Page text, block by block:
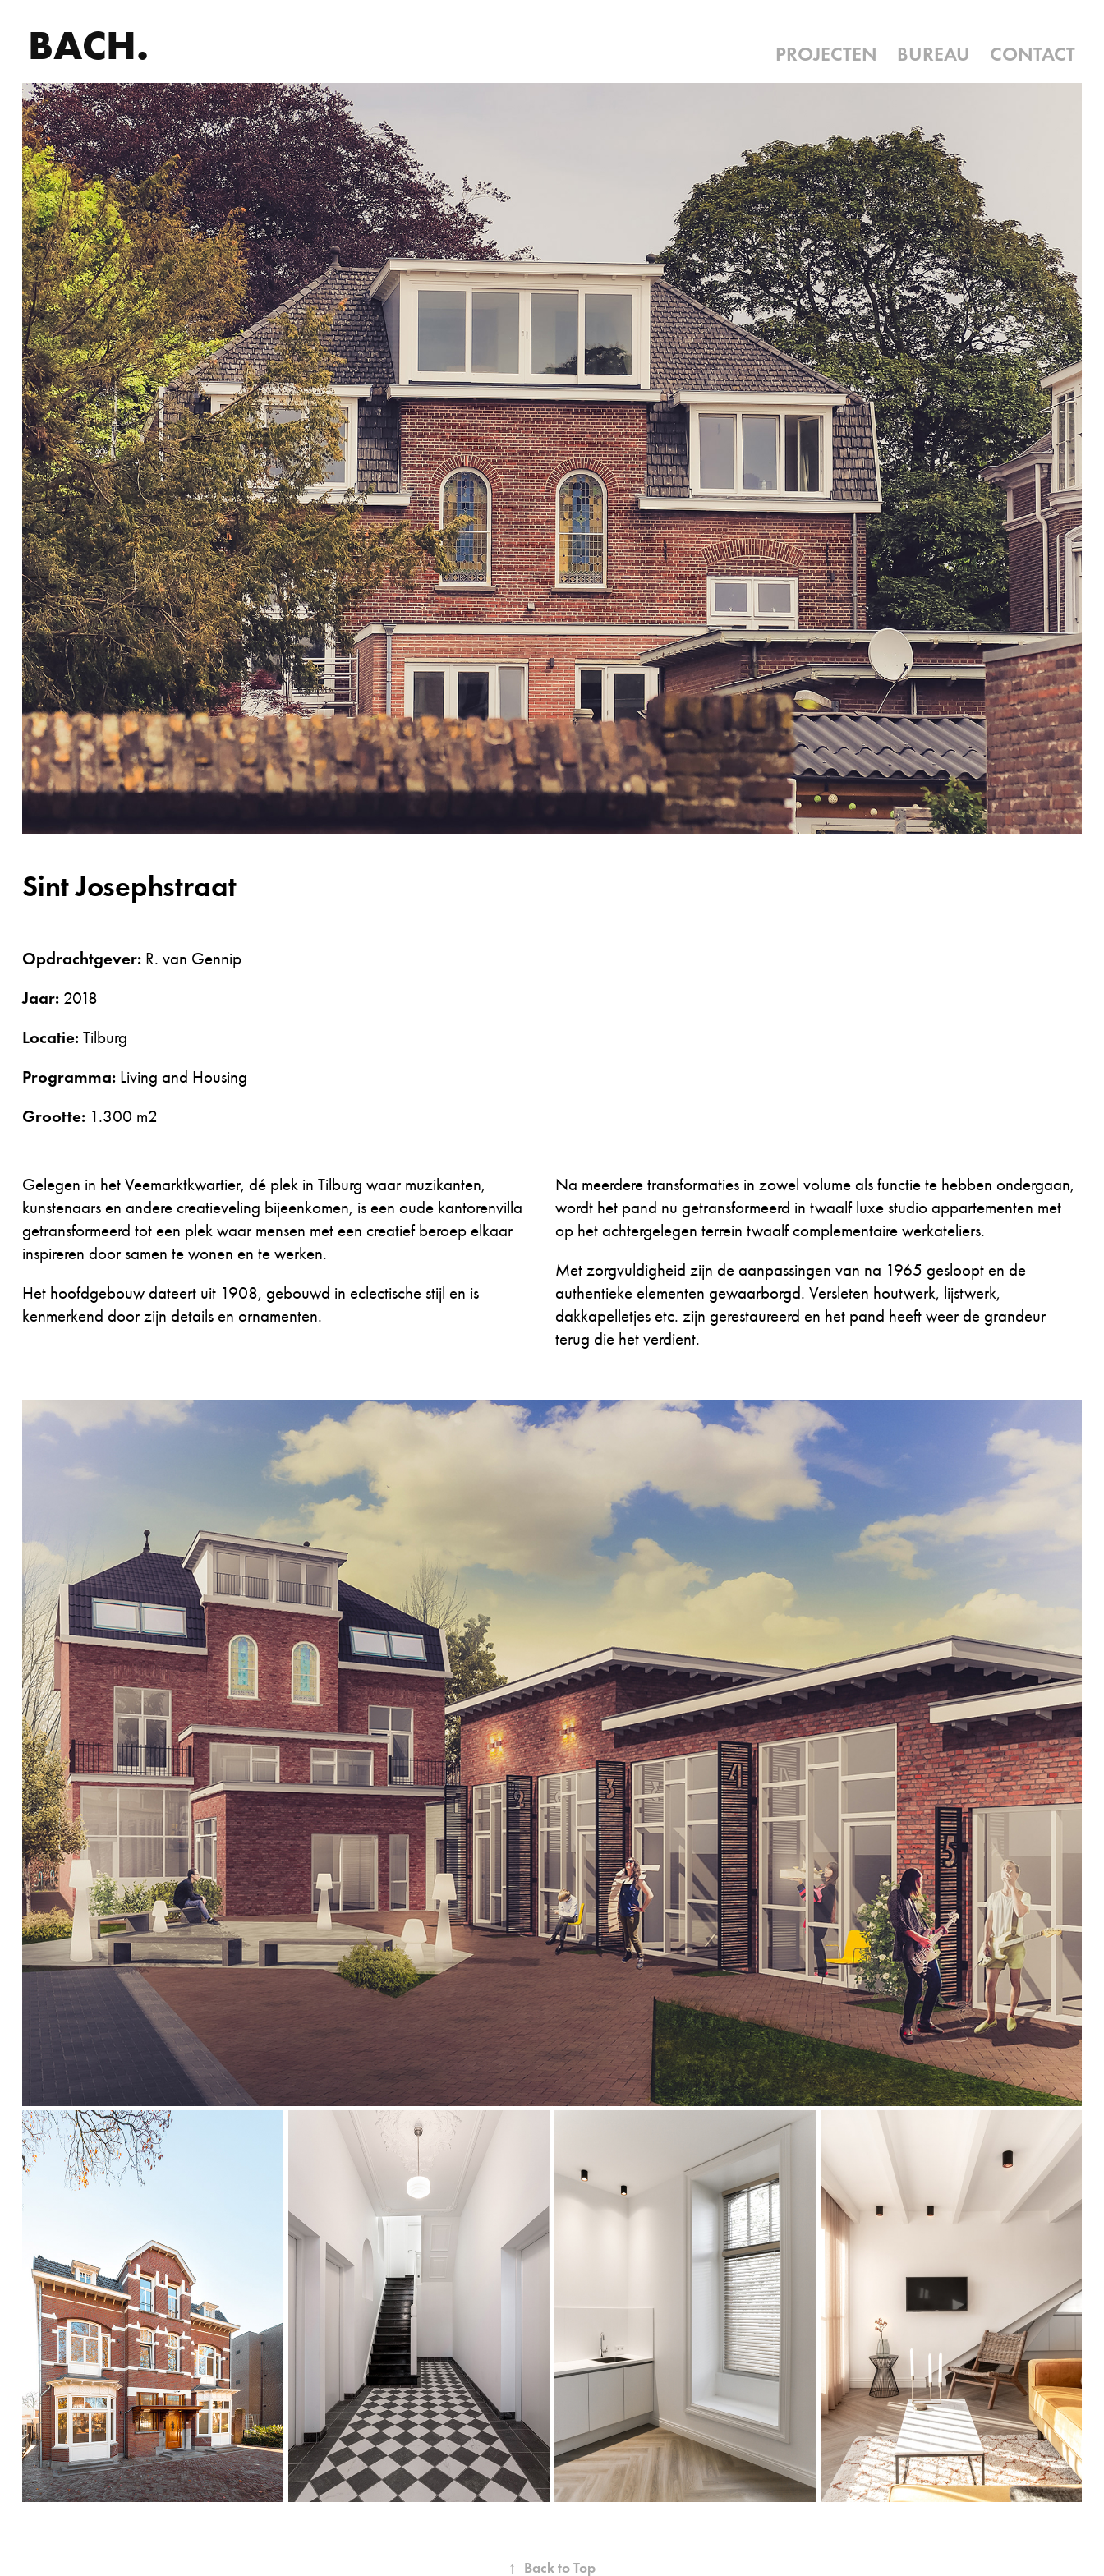
BACH. PROJECTEN BUREAU CONTACT
Sint Josephstraat
Opdrachtgever: R. van Gennip
Jaar:2018
Locatie:Tilburg
Programma:Living and Housing
Grootte:1.300 m2
Gelegen in het Veemarktkwartier, dé plek in Tilburg waar muzikanten,
kunstenaars en andere creatieveling bijeenkomen, is een oude kantorenvilla
getransformeerd tot een plek waar mensen met een creatief beroep elkaar
inspireren door samen te wonen en te werken.
Het hoofdgebouw dateert uit 1908, gebouwd in eclectische stijl en is
kenmerkend door zijn details en ornamenten.
Na meerdere transformaties in zowel volume als functie te hebben ondergaan,
wordt het pand nu getransformeerd in twaalf luxe studio appartementen met
op het achtergelegen terrein twaalf complementaire werkateliers.
Met zorgvuldigheid zijn de aanpassingen van na 1965 gesloopt en de
authentieke elementen gewaarborgd. Versleten houtwerk, lijstwerk,
dakkapelletjes etc. zijn gerestaureerd en het pand heeft weer de grandeur
terug die het verdient.
↑ Back to Top